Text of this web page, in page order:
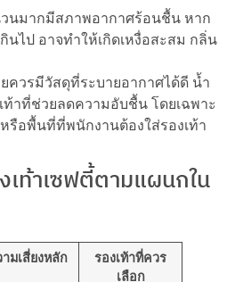
วนมากมีสภาพอากาศร้อนชื้น หาก
นไป อาจทำให้เกิดเหงื่อสะสม กลิ่น
ควรมีวัสดุที่ระบายอากาศได้ดี น้ำ
าที่ช่วยลดความอับชื้น โดยเฉพาะ
รือพื้นที่ที่พนักงานต้องใส่รองเท้า
เท้าเซฟตี้ตามแผนกใน
มเสี่ยงหลัก
รองเท้าที่ควร
เลือก